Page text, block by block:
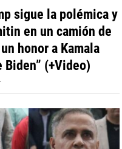
sigue la polémica y
en un camión de
honor a Kamala
Biden” (+Video)